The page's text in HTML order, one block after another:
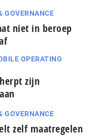
GOVERNANCE
niet in beroep
OPERATING
zijn
GOVERNANCE
zelf maatregelen